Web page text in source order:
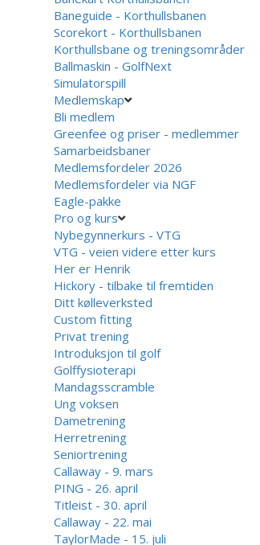
Baneguide - Korthullsbanen
Scorekort - Korthullsbanen
Korthullsbane og treningsområder
Ballmaskin - GolfNext
Simulatorspill
Medlemskap
Bli medlem
Greenfee og priser - medlemmer
Samarbeidsbaner
Medlemsfordeler 2026
Medlemsfordeler via NGF
Eagle-pakke
Pro og kurs
Nybegynnerkurs - VTG
VTG - veien videre etter kurs
Her er Henrik
Hickory - tilbake til fremtiden
Ditt kølleverksted
Custom fitting
Privat trening
Introduksjon til golf
Golffysioterapi
Mandagsscramble
Ung voksen
Dametrening
Herretrening
Seniortrening
Callaway - 9. mars
PING - 26. april
Titleist - 30. april
Callaway - 22. mai
TaylorMade - 15. juli